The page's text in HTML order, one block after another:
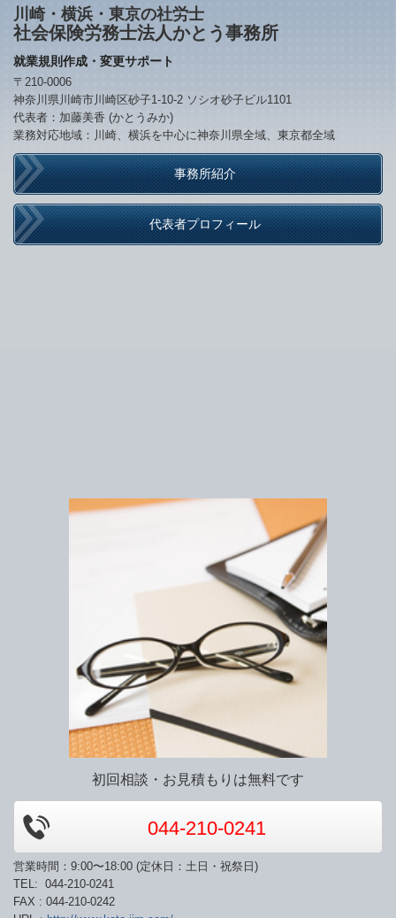
川崎・横浜・東京の社労士
社会保険労務士法人かとう事務所
就業規則作成・変更サポート
〒210-0006
神奈川県川崎市川崎区砂子1-10-2 ソシオ砂子ビル1101
代表者：加藤美香 (かとうみか)
業務対応地域：川崎、横浜を中心に神奈川県全域、東京都全域
事務所紹介
代表者プロフィール
初回相談・お見積もりは無料です
044-210-0241
営業時間：9:00〜18:00 (定休日：土日・祝祭日)
TEL: 044-210-0241
FAX : 044-210-0242